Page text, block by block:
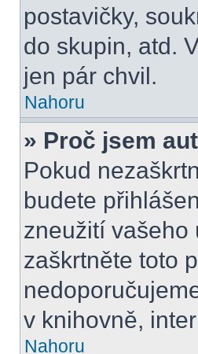
postavičky,
do skupin, atd.
jen pár chvil.
Nahoru
» Proč jsem
Pokud
budete
zneužití vašeho
zaškrtněte toto
v knihovně,
Nahoru